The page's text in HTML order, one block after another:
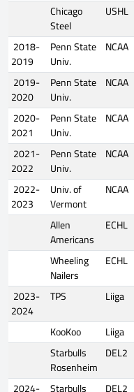
Chicago
Steel
USHL
2018-
2019
Penn State
Univ.
NCAA
2019-
2020
Penn State
Univ.
NCAA
2020-
2021
Penn State
Univ.
NCAA
2021-
2022
Penn State
Univ.
NCAA
2022-
2023
Univ. of
Vermont
NCAA
Allen
Americans
ECHL
Wheeling
Nailers
ECHL
2023-
2024
TPS Liiga
KooKoo
Liiga
Starbulls
Rosenheim
DEL2
2024- Starbulls DEL2